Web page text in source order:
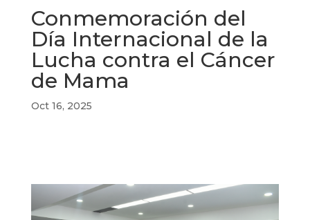
Conmemoración del
Día Internacional de la
Lucha contra el Cáncer
de Mama
Oct 16, 2025